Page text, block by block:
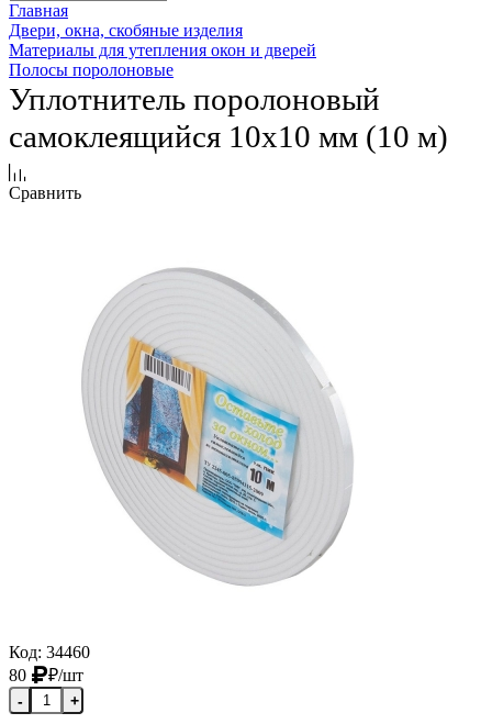
Главная
Двери, окна, скобяные изделия
Материалы для утепления окон и дверей
Полосы поролоновые
Уплотнитель поролоновый
самоклеящийся 10х10 мм (10 м)
Сравнить
Код: 34460
80
₽/шт
- +